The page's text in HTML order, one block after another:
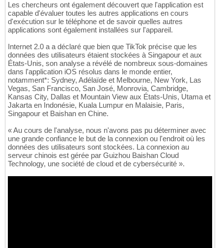
Les chercheurs ont également découvert que l'application est
capable d'évaluer toutes les autres applications en cours
d'exécution sur le téléphone et de savoir quelles autres
applications sont également installées sur l'appareil.
Internet 2.0 a a déclaré que bien que TikTok précise que les
données des utilisateurs étaient stockées à Singapour et aux
États-Unis, son analyse a révélé de nombreux sous-domaines
dans l'application iOS résolus dans le monde entier,
notamment*: Sydney, Adélaïde et Melbourne, New York, Las
Vegas, San Francisco, San José, Monrovia, Cambridge,
Kansas City, Dallas et Mountain View aux États-Unis, Utama et
Jakarta en Indonésie, Kuala Lumpur en Malaisie, Paris,
Singapour et Baishan en Chine.
« Au cours de l'analyse, nous n'avons pas pu déterminer avec
une grande confiance le but de la connexion ou l'endroit où les
données des utilisateurs sont stockées. La connexion au
serveur chinois est gérée par Guizhou Baishan Cloud
Technology, une société de cloud et de cybersécurité ».